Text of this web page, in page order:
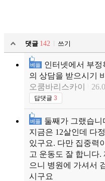
댓글 142
쓰기
베플
인터넷에서 부
의 상담을 받으시기
오쿰바리스카이
답댓글 3
베플
둘째가 그랬습니
지금은 12살인데 다
있구요. 다만 집중력
고 운동도 잘 합니다
으니 병원에 가셔서
시구요